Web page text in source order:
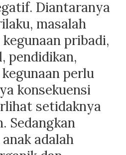
Diantaranya
masalah
pribadi,
pendidikan,
perlu
konsekuensi
setidaknya
Sedangkan
adalah